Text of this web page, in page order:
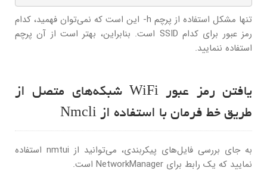
تنها مشکل استفاده از پرچم h- این است که نمی‌توان فهمید، کدام
رمز عبور برای کدام SSID است. بنابراین، بهتر است از آن پرچم
استفاده ننمایید.
یافتن رمز عبور WiFi شبکه‌های متصل از
طریق خط فرمان با استفاده از Nmcli
به جای بررسی فایل‌های پیکربندی، می‌توانید از nmtui استفاده
نمایید که یک رابط برای NetworkManager است.